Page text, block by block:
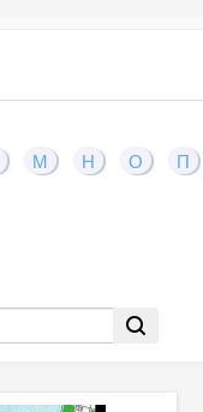
М Н О П